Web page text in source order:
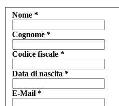
Nome *
Cognome *
Codice fiscale *
Data di nascita *
E-Mail *